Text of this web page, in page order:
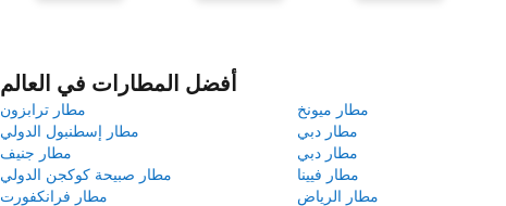
أفضل المطارات في العالم
مطار ترابزون
مطار ميونخ
مطار إسطنبول الدولي
مطار دبي
مطار جنيف
مطار دبي
مطار صبيحة كوكجن الدولي
مطار فيينا
مطار فرانكفورت
مطار الرياض